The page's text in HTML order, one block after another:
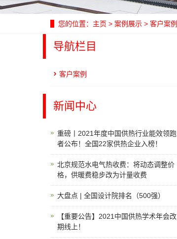
您的位置： 主页 > 案例展示 > 客户案例
导航栏目
客户案例
新闻中心
重磅丨2021年度中国供热行业能效领跑
者公布！全国22家供热企业入榜！
北京规范水电气热收费：将动态调整价
格，供暖费稳步改为计量收费
大盘点 | 全国设计院排名（500强）
【重要公告】2021中国供热学术年会改
期线上！